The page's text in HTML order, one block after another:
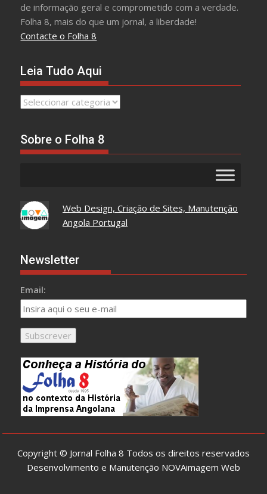
de informação geral e comprometido com a verdade.
Folha 8, mais do que um jornal, a liberdade!
Contacte o Folha 8
Leia Tudo Aqui
Leia
Sobre o Folha 8
Web Design, Criação de Sites, Manutenção
Angola Portugal
Newsletter
Email:
Copyright © Jornal Folha 8 Todos os direitos reservados
Desenvolvimento e Manutenção NOVAimagem Web